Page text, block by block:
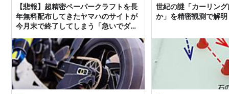
【悲報】超精密ペーパークラフトを長
年無料配布してきたヤマハのサイトが
今月末で終了してしまう「急いでダウ
世紀の謎「カーリン
か」を精密観測で解